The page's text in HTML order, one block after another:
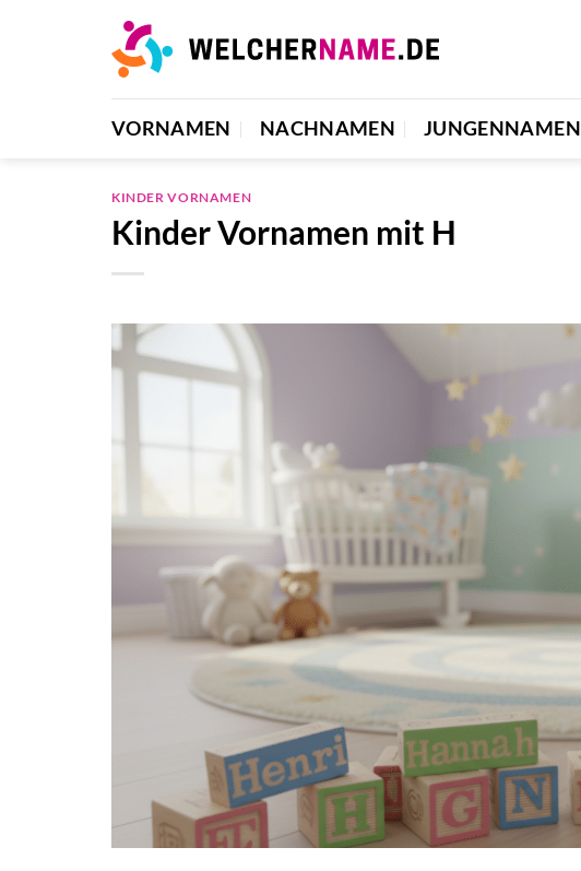
VORNAMEN NACHNAMEN JUNGENNAMEN
KINDER VORNAMEN
Kinder Vornamen mit H